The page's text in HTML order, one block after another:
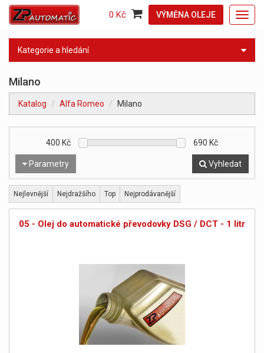
VÝMĚNA OLEJE
0 Kč
Kategorie a hledání
Milano
Katalog Alfa Romeo Milano
Parametry
400 Kč 690 Kč
Vyhledat
Nejlevnější Nejdražšího Top Nejprodávanější
05 - Olej do automatické převodovky DSG / DCT - 1 litr